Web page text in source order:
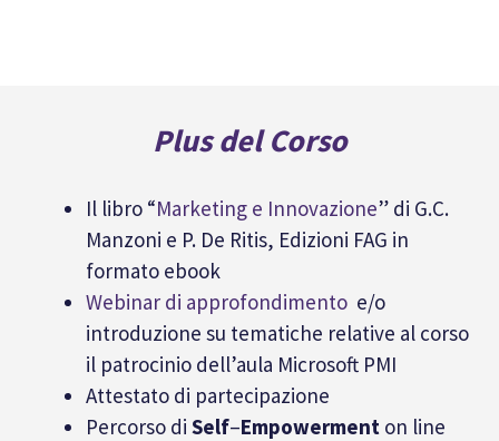
Plus del Corso
Il libro “Marketing e Innovazione” di G.C.
Manzoni e P. De Ritis, Edizioni FAG in
formato ebook
Webinar di approfondimento e/o
introduzione su tematiche relative al corso
il patrocinio dell’aula Microsoft PMI
Attestato di partecipazione
Percorso di Self–Empowerment on line